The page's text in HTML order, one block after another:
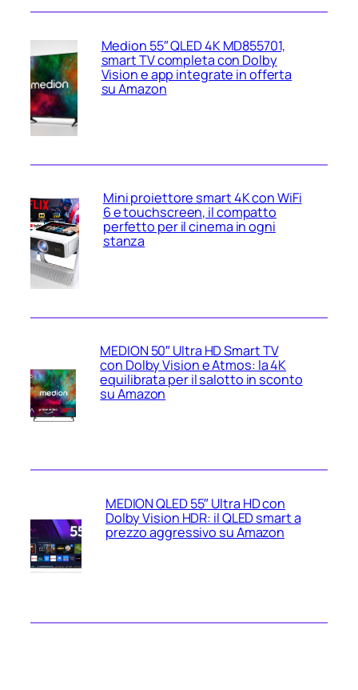
Medion 55″ QLED 4K MD855701,
smart TV completa con Dolby
Vision e app integrate in offerta
su Amazon
Mini proiettore smart 4K con WiFi
6 e touchscreen, il compatto
perfetto per il cinema in ogni
stanza
MEDION 50″ Ultra HD Smart TV
con Dolby Vision e Atmos: la 4K
equilibrata per il salotto in sconto
su Amazon
MEDION QLED 55″ Ultra HD con
Dolby Vision HDR: il QLED smart a
prezzo aggressivo su Amazon